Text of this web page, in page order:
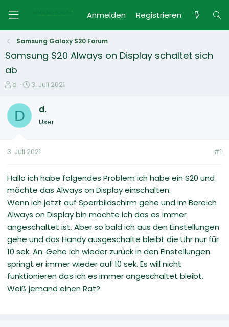
Anmelden Registrieren
Samsung Galaxy S20 Forum
Samsung S20 Always on Display schaltet sich
ab
E
s
e
e
d.
E
t
t
m
3. Juli 2021
D d.
User
3. Juli 2021 #1
Hallo ich habe folgendes Problem ich habe ein S20 und
möchte das Always on Display einschalten.
Wenn ich jetzt auf Sperrbildschirm gehe und im Bereich
Always on Display bin möchte ich das es immer
angeschaltet ist. Aber so bald ich aus den Einstellungen
gehe und das Handy ausgeschalte bleibt die Uhr nur für
10 sek. An. Gehe ich wieder zurück in den Einstellungen
springt er immer wieder auf 10 sek. Es will nicht
funktionieren das ich es immer angeschaltet bleibt.
Weiß jemand einen Rat?